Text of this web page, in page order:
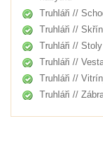
Truhláři //
Truhláři //
Truhláři // Stoly
Truhláři //
Truhláři //
Truhláři //